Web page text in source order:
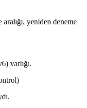
yeniden deneme
varlığı.